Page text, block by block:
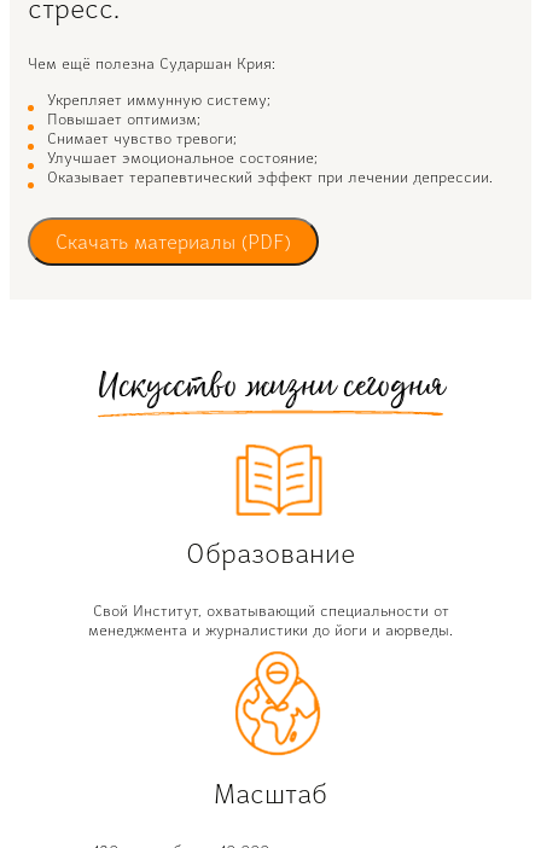
Чем ещё полезна Сударшан Крия:
Укрепляет иммунную систему;
Повышает оптимизм;
Снимает чувство тревоги;
Улучшает эмоциональное состояние;
Оказывает терапевтический эффект при лечении депрессии.
Скачать материалы (PDF)
Искусство жизни сегодня
Образование
Cвой Институт, охватывающий специальности от
менеджмента и журналистики до йоги и аюрведы.
Масштаб